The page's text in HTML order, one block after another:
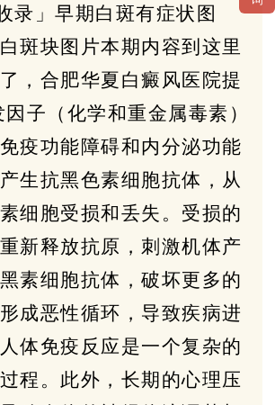
」早期白斑有症状图
斑块图片本期内容到这里
，合肥华夏白癜风医院提
子（化学和重金属毒素）
疫功能障碍和内分泌功能
生抗黑色素细胞抗体，从
细胞受损和丢失。受损的
新释放抗原，刺激机体产
素细胞抗体，破坏更多的
成恶性循环，导致疾病进
体免疫反应是一个复杂的
程。此外，长期的心理压